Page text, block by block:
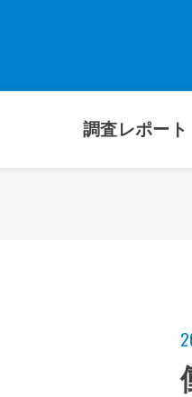
調査レポート